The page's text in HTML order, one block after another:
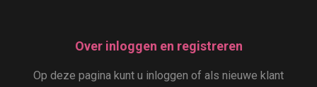
Over inloggen en registreren
Op deze pagina kunt u inloggen of als nieuwe klant